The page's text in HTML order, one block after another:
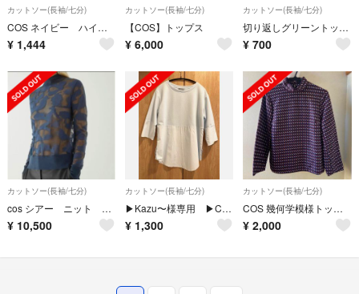
カットソー(長袖/七分)
COS ネイビー ハイネック
¥ 1,444
カットソー(長袖/七分)
【COS】トップス
¥ 6,000
カットソー(長袖/七分)
切り返しグリーントップス
¥ 700
カットソー(長袖/七分)
cos シアー ニット カットソー
¥ 10,500
カットソー(長袖/七分)
▶︎Kazu〜様専用 ▶︎COS 水色 切り替えカットソー
¥ 1,300
カットソー(長袖/七分)
COS 幾何学模様トップス Sサイズ
¥ 2,000